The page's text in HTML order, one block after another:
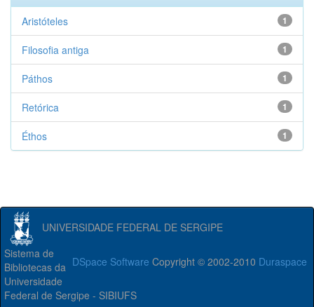
1
Aristóteles
1
Filosofia antiga
1
Páthos
1
Retórica
1
Éthos
UNIVERSIDADE FEDERAL DE SERGIPE
DSpace Software Copyright © 2002-2010 Duraspace
Sistema de
Bibliotecas da
Universidade
Federal de Sergipe - SIBIUFS